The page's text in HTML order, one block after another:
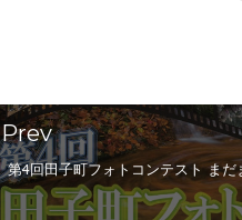
Prev
第4回田子町フォトコンテスト ま